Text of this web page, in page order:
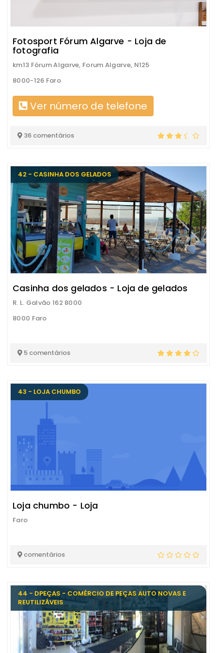
Fotosport Fórum Algarve - Loja de
fotografia
km13 Fórum Algarve, Forum Algarve, N125
8000-126 Faro
Ver número de telefone
36 comentários
42 - CASINHA DOS GELADOS
Casinha dos gelados - Loja de gelados
R. L. Galvão 162 8000
8000 Faro
5 comentários
43 - LOJA CHUMBO
Loja chumbo - Loja
Faro
comentários
44 - DPEÇAS - COMÉRCIO DE PEÇAS AUTO NOVAS E
REUTILIZÁVEIS